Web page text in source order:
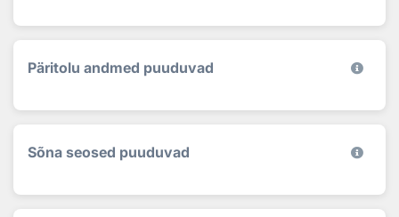
Päritolu andmed puuduvad
Sõna seosed puuduvad